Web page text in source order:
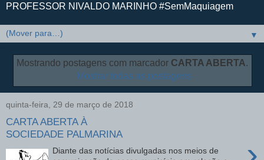
PROFESSOR NIVALDO MARINHO #SemMaquiagem
▼
Mostrando postagens com marcador CARTA ABERTA.
Mostrar todas as postagens
quinta-feira, 29 de março de 2018
CARTA ABERTA À
SOCIEDADE PALMARINA
Diante das notícias divulgadas nos meios de